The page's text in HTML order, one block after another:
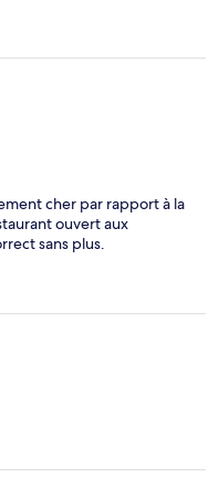
cher par rapport à la
ouvert aux
sans plus.